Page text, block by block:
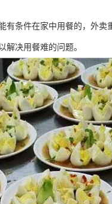
条件在家中用餐的，外
解决用餐难的问题。